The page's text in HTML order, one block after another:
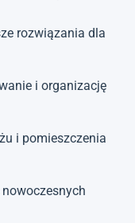
rozwiązania dla
i organizację
i pomieszczenia